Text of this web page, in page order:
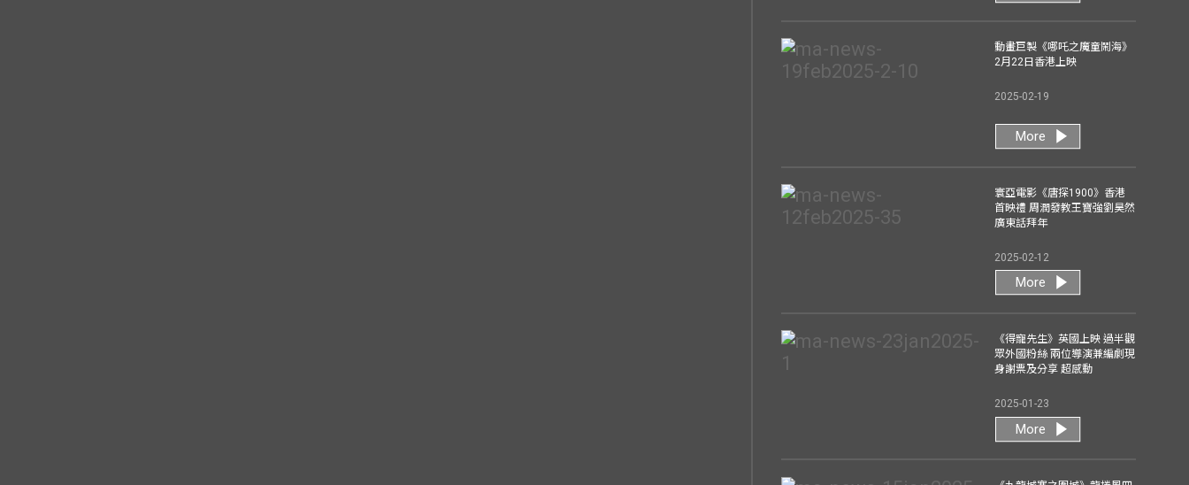
動畫巨製《哪吒之魔童鬧海》
2月22日香港上映
2025-02-19
More
寰亞電影《唐探1900》香港
首映禮 周潤發教王寶強劉昊然
廣東話拜年
2025-02-12
More
《得寵先生》英國上映 過半觀
眾外國粉絲 兩位導演兼編劇現
身謝票及分享 超感動
2025-01-23
More